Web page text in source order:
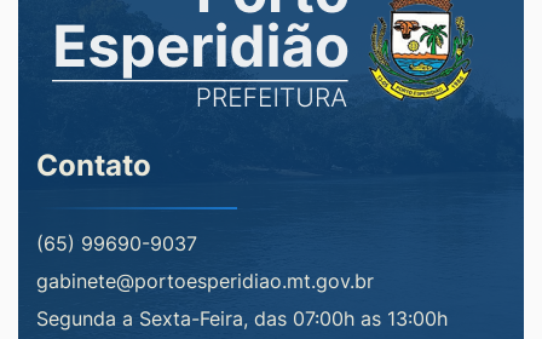
Contato
(65) 99690-9037
gabinete@portoesperidiao.mt.gov.br
Segunda a Sexta-Feira, das 07:00h as 13:00h